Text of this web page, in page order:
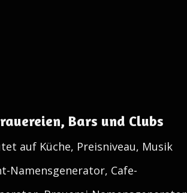
Bars und Clubs
auf Küche, Preisniveau, Musik
Namensgenerator, Cafe-